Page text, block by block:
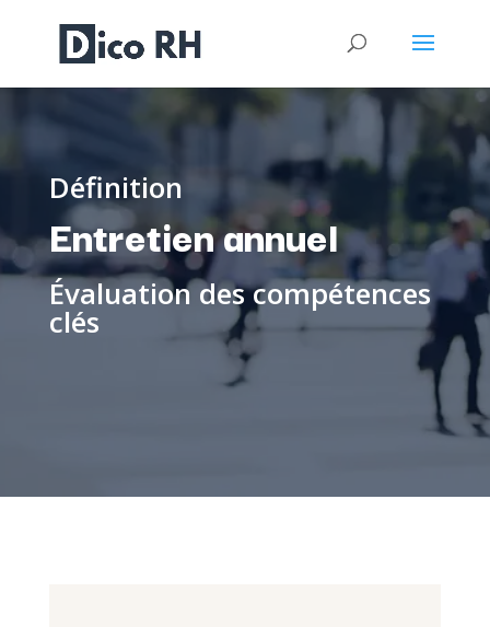
Définition
Entretien annuel
Évaluation des compétences
clés